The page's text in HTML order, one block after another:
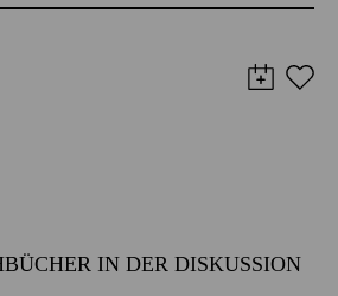
IN DER DISKUSSION